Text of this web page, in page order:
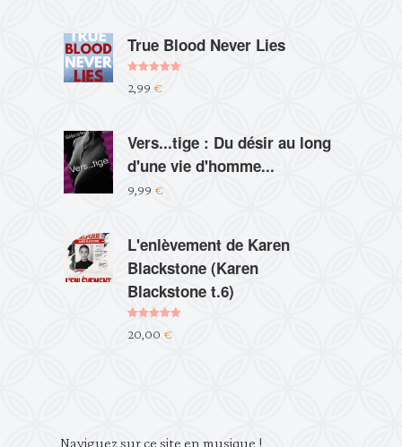
True Blood Never Lies
sur 5
2,99 €
Vers...tige : Du désir au long
d'une vie d'homme...
9,99 €
L'enlèvement de Karen
Blackstone (Karen
Blackstone t.6)
sur 5
20,00 €
Naviguez sur ce site en musique !